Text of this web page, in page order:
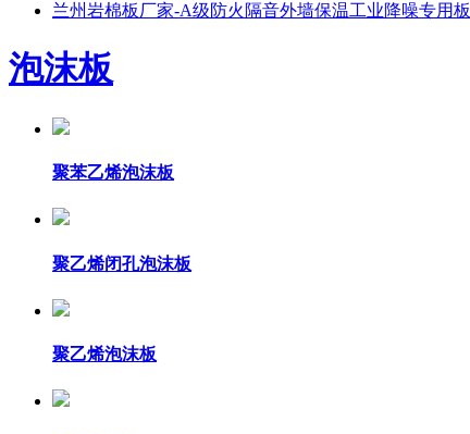
兰州岩棉板厂家-A级防火隔音外墙保温工业降噪专用​板
泡沫板
聚苯乙烯泡沫板
聚乙烯闭孔泡沫板
聚乙烯泡沫板